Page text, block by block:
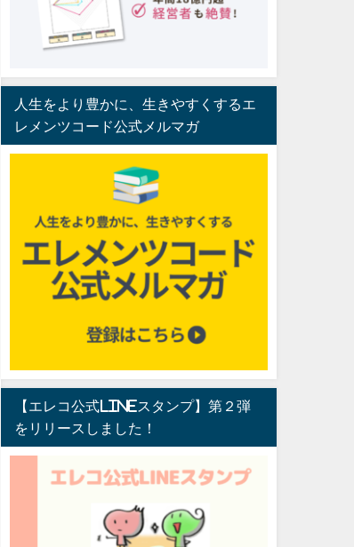
人生をより豊かに、生きやすくするエ
レメンツコード公式メルマガ
【エレコ公式LINEスタンプ】第２弾
をリリースしました！